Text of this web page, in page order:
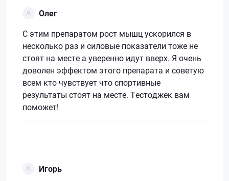
Олег
С этим препаратом рост мышц ускорился в
несколько раз и силовые показатели тоже не
стоят на месте а уверенно идут вверх. Я очень
доволен эффектом этого препарата и советую
всем кто чувствует что спортивные
результаты стоят на месте. Тестоджек вам
поможет!
Игорь